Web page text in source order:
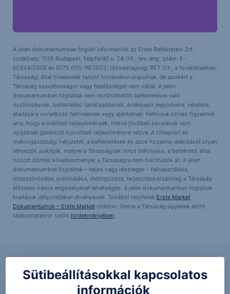
A jelen dokumentumban foglalt információk az Erste Befektetési Zrt.
(székhely: 1138 Budapest, Népfürdő u. 24-26.; tev. eng. szám: E-
III/324/2008 és III/75.005-19/2002; tőzsdetagság: BÉT Zrt.; a továbbiakban:
Társaság) által hitelesnek tartott forrásokon alapulnak, de azokért a
Társaság szavatosságot vagy felelősséget nem vállal. A jelen
dokumentumban foglaltak nem minősíthetők befektetésre való
ösztönzésnek, befektetési tanácsadásnak, értékpapír jegyzésére, vételére,
eladására vonatkozó felhívásnak vagy ajánlatnak. Felhívjuk szíves figyelmét
arra, hogy a múltbeli teljesítmények, illetve jövőbeli becslések nem
nyújtanak garanciát a jövőbeli teljesítményre nézve. A tőkepiaci és
makrogazdasági helyzetet, a befektetések és azok hozamai alakulását olyan
tényezők alakítják, melyre a Társaságnak nincs befolyása, a befektető által
hozott döntés következményei a Társaságra nem háríthatók át. A jelen
dokumentumban foglaltak – teljes vagy részleges – felhasználása,
többszörözése, publikálása, átdolgozása, terjesztése kizárólag a Társaság
előzetes írásos engedélyével lehetséges. A jelen dokumentumban foglaltak
kiadásuk időpontjában érvényesek. További részletek:Erste Market
Dokumentumok – Erste Marketoldalon, illetve a Társaság ügyletek előtti
tájékoztatásról szóló hirdetményében.
Sütibeállításokkal kapcsolatos
információk